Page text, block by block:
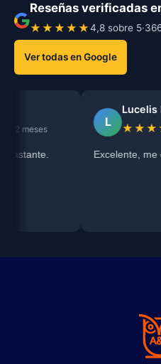
Reseñas verificadas
★★★★★4,8 sobre 5·
Ver todas en Google
Lucelis Lara
★★★★★
Excelente, me encantó